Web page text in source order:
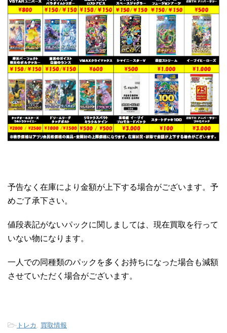
予告なく在庫により金額が上下する場合がございます。予
めご了承下さい。
値段表記がないパックに関しましては、現在買取を行って
いない物になります。
一人での同種類のパックを多くお持ちになった場合も減額
させていただく場合がございます。
- トレカ 買取情報